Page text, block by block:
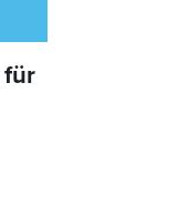
für